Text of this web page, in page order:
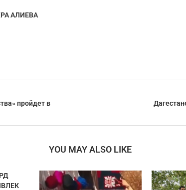
АЛИЕВА
пройдет в
YOU MAY ALSO LIKE